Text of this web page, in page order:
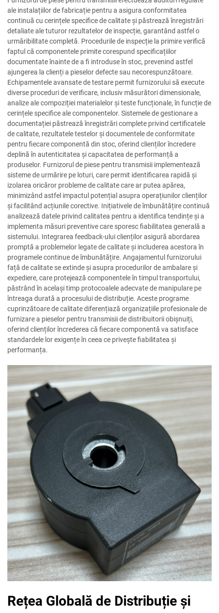
ale instalațiilor de fabricație pentru a asigura conformitatea
continuă cu cerințele specifice de calitate și păstrează înregistrări
detaliate ale tuturor rezultatelor de inspecție, garantând astfel o
urmăribilitate completă. Procedurile de inspecție la primire verifică
faptul că componentele primite corespund specificațiilor
documentate înainte de a fi introduse în stoc, prevenind astfel
ajungerea la clienți a pieselor defecte sau necorespunzătoare.
Echipamentele avansate de testare permit furnizorului să execute
diverse proceduri de verificare, inclusiv măsurători dimensionale,
analize ale compoziției materialelor și teste funcționale, în funcție de
cerințele specifice ale componentelor. Sistemele de gestionare a
documentației păstrează înregistrări complete privind certificatele
de calitate, rezultatele testelor și documentele de conformitate
pentru fiecare componentă din stoc, oferind clienților încredere
deplină în autenticitatea și capacitatea de performanță a
produselor. Furnizorul de piese pentru transmisii implementează
sisteme de urmărire pe loturi, care permit identificarea rapidă și
izolarea oricăror probleme de calitate care ar putea apărea,
minimizând astfel impactul potențial asupra operațiunilor clienților
și facilitând acțiunile corective. Inițiativele de îmbunătățire continuă
analizează datele privind calitatea pentru a identifica tendințe și a
implementa măsuri preventive care sporesc fiabilitatea generală a
sistemului. Integrarea feedback-ului clienților asigură abordarea
promptă a problemelor legate de calitate și includerea acestora în
programele continue de îmbunătățire. Angajamentul furnizorului
față de calitate se extinde și asupra procedurilor de ambalare și
expediere, care protejează componentele în timpul transportului,
păstrând în același timp protocoalele adecvate de manipulare pe
întreaga durată a procesului de distribuție. Aceste programe
cuprinzătoare de calitate diferențiază organizațiile profesionale de
furnizare a pieselor pentru transmisii de distribuitorii obișnuiți,
oferind clienților încrederea că fiecare componentă va satisface
standardele lor exigențe în ceea ce privește fiabilitatea și
performanța.
Rețea Globală de Distribuție și